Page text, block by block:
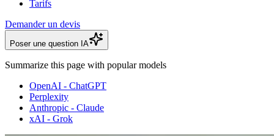
Tarifs
Demander un devis
Poser une question IA
Summarize this page with popular models
OpenAI - ChatGPT
Perplexity
Anthropic - Claude
xAI - Grok